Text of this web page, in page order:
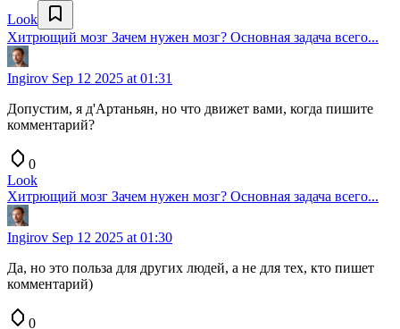
Look
Хитрющий мозг Зачем нужен мозг? Основная задача всего...
Ingirov Sep 12 2025 at 01:31
Допустим, я д'Артаньян, но что движет вами, когда пишите
комментарий?
0
Look
Хитрющий мозг Зачем нужен мозг? Основная задача всего...
Ingirov Sep 12 2025 at 01:30
Да, но это польза для других людей, а не для тех, кто пишет
комментарий)
0